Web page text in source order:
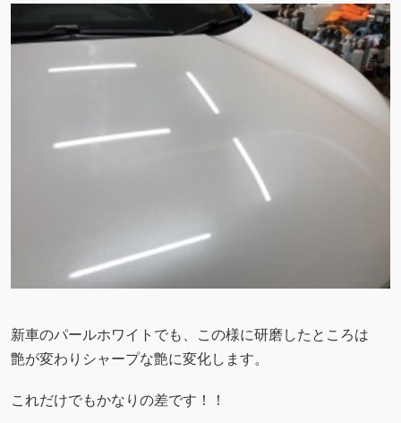
新車のパールホワイトでも、この様に研磨したところは
艶が変わりシャープな艶に変化します。
これだけでもかなりの差です！！